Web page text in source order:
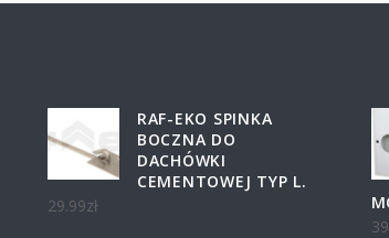
RAF-EKO SPINKA
BOCZNA DO
DACHÓWKI
CEMENTOWEJ TYP L.
29.99zł